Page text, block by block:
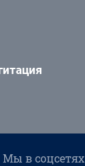
Мы в соцсетях